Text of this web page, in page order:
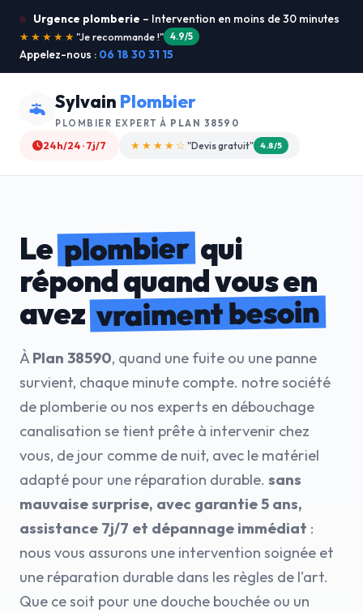
Urgence plomberie – Intervention en moins de 30 minutes
★★★★★"Service ultra rapide !" 5.0/5
Appelez-nous : 06 18 30 31 15
Sylvain Plombier
PLOMBIER EXPERT À PLAN 38590
24h/24 · 7j/7 ★★★★☆ "Devis gratuit" 4.8/5
Leplombierqui
répond quand vous en
avezvraiment besoin
ÀPlan 38590, quand une fuite ou une panne
survient, chaque minute compte. notre société
de plomberie ou nos experts en débouchage
canalisation se tient prête à intervenir chez
vous, de jour comme de nuit, avec le matériel
adapté pour une réparation durable. sans
mauvaise surprise, avec garantie 5 ans,
assistance 7j/7 et dépannage immédiat :
nous vous assurons une intervention soignée et
une réparation durable dans les règles de l'art.
Que ce soit pour une douche bouchée ou un